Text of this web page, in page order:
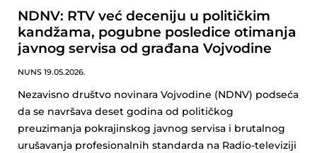
NDNV: RTV već deceniju u političkim
kandžama, pogubne posledice otimanja
javnog servisa od građana Vojvodine
NUNS 19.05.2026.
Nezavisno društvo novinara Vojvodine (NDNV) podseća
da se navršava deset godina od političkog
preuzimanja pokrajinskog javnog servisa i brutalnog
urušavanja profesionalnih standarda na Radio-televiziji